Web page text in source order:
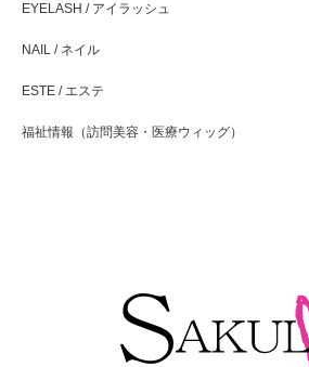
EYELASH / アイラッシュ
NAIL / ネイル
ESTE / エステ
福祉情報（訪問美容・医療ウィッグ）